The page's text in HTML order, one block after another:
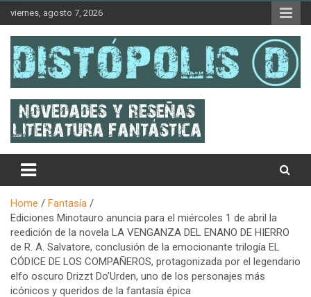
content
viernes, agosto 7, 2026
Distópolis
Home
Fantasía
Ediciones Minotauro anuncia para el miércoles 1 de abril la
reedición de la novela LA VENGANZA DEL ENANO DE HIERRO
de R. A. Salvatore, conclusión de la emocionante trilogía EL
CÓDICE DE LOS COMPAÑEROS, protagonizada por el legendario
elfo oscuro Drizzt Do’Urden, uno de los personajes más
icónicos y queridos de la fantasía épica